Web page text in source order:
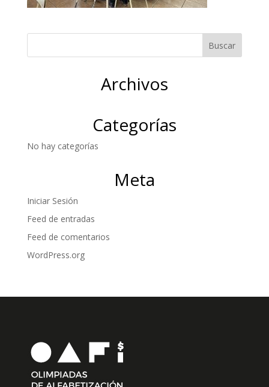
Archivos
Categorías
No hay categorías
Meta
Iniciar Sesión
Feed de entradas
Feed de comentarios
WordPress.org